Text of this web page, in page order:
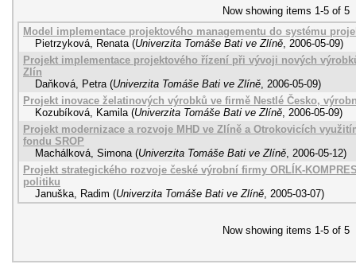
Now showing items 1-5 of 5
Model implementace projektového managementu do systému
Pietrzyková, Renata (Univerzita Tomáše Bati ve Zlíně, 2006-05-09)
Projekt implementace projektového řízení při vývoji nových
Zlín
Daňková, Petra (Univerzita Tomáše Bati ve Zlíně, 2006-05-09)
Projekt inovace želatinových výrobků ve firmě Nestlé Česko,
Kozubíková, Kamila (Univerzita Tomáše Bati ve Zlíně, 2006-05-09)
Projekt modernizace a rozvoje MHD ve Zlíně a Otrokovicích
fondu SROP
Machálková, Simona (Univerzita Tomáše Bati ve Zlíně, 2006-05-12)
Projekt strategického rozvoje české výrobní firmy ORLÍK-
politiku
Januška, Radim (Univerzita Tomáše Bati ve Zlíně, 2005-03-07)
Now showing items 1-5 of 5